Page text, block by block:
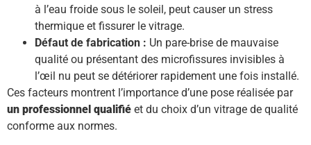
à l’eau froide sous le soleil, peut causer un stress
thermique et fissurer le vitrage.
Défaut de fabrication : Un pare-brise de mauvaise
qualité ou présentant des microfissures invisibles à
l’œil nu peut se détériorer rapidement une fois installé.
Ces facteurs montrent l’importance d’une pose réalisée par
un professionnel qualifié et du choix d’un vitrage de qualité
conforme aux normes.